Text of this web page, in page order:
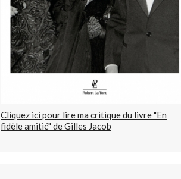
Cliquez ici pour lire ma critique du livre "En
fidèle amitié" de Gilles Jacob